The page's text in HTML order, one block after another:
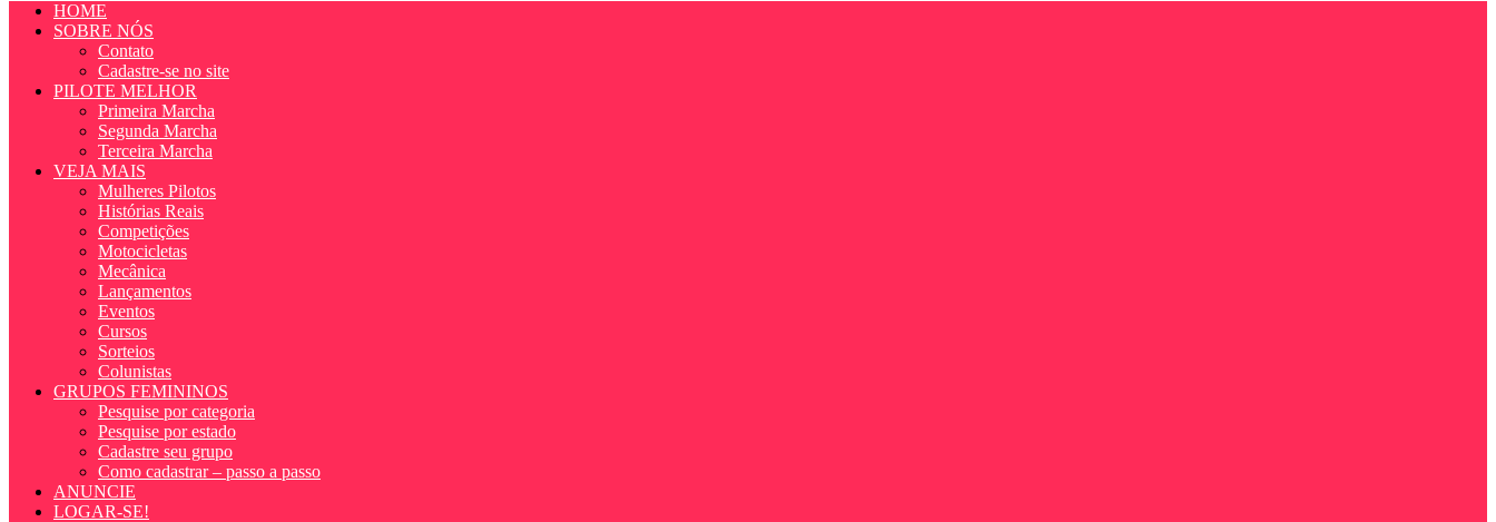
HOME
SOBRE NÓS
Contato
Cadastre-se no site
PILOTE MELHOR
Primeira Marcha
Segunda Marcha
Terceira Marcha
VEJA MAIS
Mulheres Pilotos
Histórias Reais
Competições
Motocicletas
Mecânica
Lançamentos
Eventos
Cursos
Sorteios
Colunistas
GRUPOS FEMININOS
Pesquise por categoria
Pesquise por estado
Cadastre seu grupo
Como cadastrar – passo a passo
ANUNCIE
LOGAR-SE!